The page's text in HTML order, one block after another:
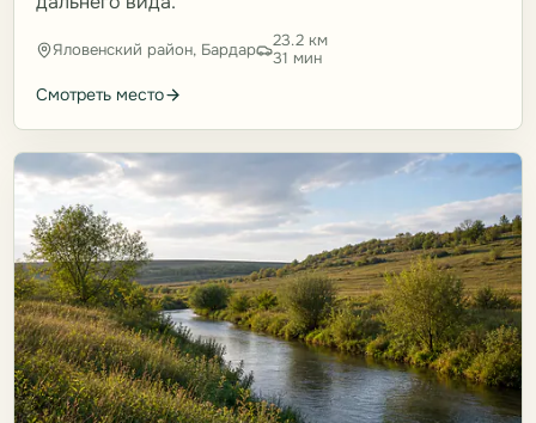
Яловенский район, Бардар
23.2 км
31 мин
Смотреть место